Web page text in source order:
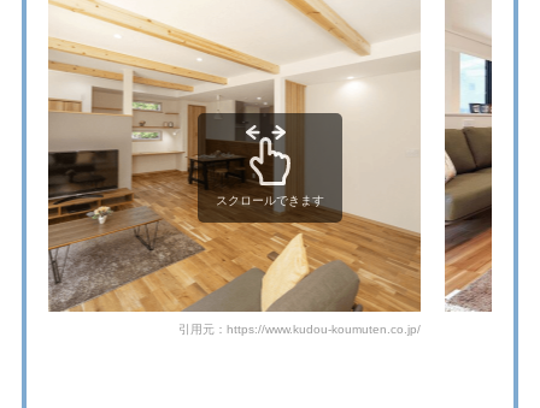
引用元：https://www.kudou-koumuten.co.jp/
スクロールできます